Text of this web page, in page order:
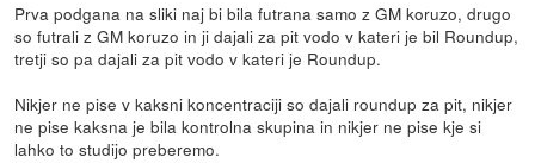
Prva podgana na sliki naj bi bila futrana samo z GM koruzo, drugo
so futrali z GM koruzo in ji dajali za pit vodo v kateri je bil Roundup,
tretji so pa dajali za pit vodo v kateri je Roundup.
Nikjer ne pise v kaksni koncentraciji so dajali roundup za pit, nikjer
ne pise kaksna je bila kontrolna skupina in nikjer ne pise kje si
lahko to studijo preberemo.